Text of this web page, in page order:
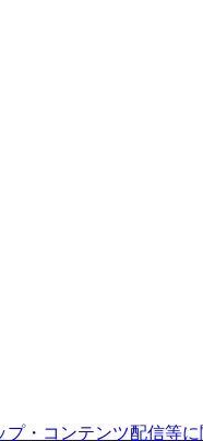
プ・コンテンツ配信等